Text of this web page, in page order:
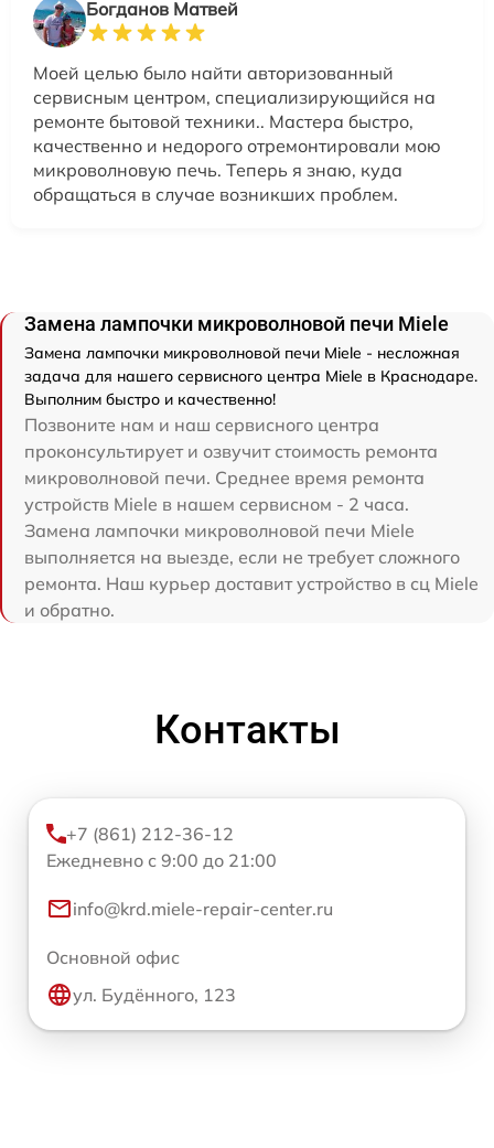
Богданов Матвей
Моей целью было найти авторизованный
сервисным центром, специализирующийся на
ремонте бытовой техники.. Мастера быстро,
качественно и недорого отремонтировали мою
микроволновую печь. Теперь я знаю, куда
обращаться в случае возникших проблем.
Замена лампочки микроволновой печи Miele
Замена лампочки микроволновой печи Miele - несложная
задача для нашего сервисного центра Miele в Краснодаре.
Выполним быстро и качественно!
Позвоните нам и наш сервисного центра
проконсультирует и озвучит стоимость ремонта
микроволновой печи. Среднее время ремонта
устройств Miele в нашем сервисном - 2 часа.
Замена лампочки микроволновой печи Miele
выполняется на выезде, если не требует сложного
ремонта. Наш курьер доставит устройство в сц Miele
и обратно.
Контакты
+7 (861) 212-36-12
Ежедневно с 9:00 до 21:00
info@krd.miele-repair-center.ru
Основной офис
ул. Будённого, 123